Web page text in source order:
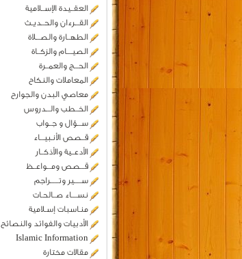
العقــيدة الإســلامية
القـــرءان والحــديـث
الطهــارة والصـــلاة
الصيــــام والزكــاة
الحـــج والعمــرة
المعاملات والنكاح
معاصي البدن والجوارح
الخــطب والـــدروس
ســـؤال و جــواب
قــصص الأنـبيـــاء
الأدعــية والأذكــار
قـــصص ومـــواعــظ
ســـــير وتــــــراجم
نســــاء صــالحـات
منـاسبات إسـلامية
الأدبيات والفوائد والنصائح
Islamic Information
مقالات مختارة